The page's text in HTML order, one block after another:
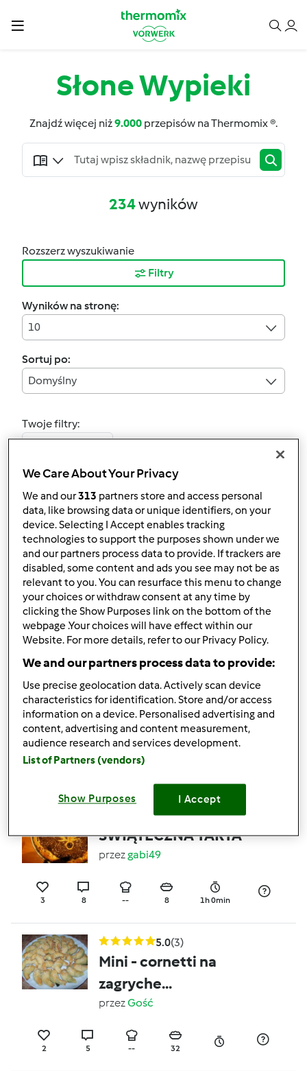
Słone Wypieki
Znajdź więcej niż9.000 przepisów na Thermomix ®.
234wyników
Rozszerz wyszukiwanie
Filtry
Wyników na stronę:
10
Sortuj po:
Domyślny
Twoje filtry:
Słone wypieki
Wyczyść
5.0(4)
PIERÓG PANI MAMY
czyli telefoniczne
pogotowie kulinarne
wg.Gosi L.
przezGość
4 0 Łatwy 20 2h 30min
5.0(3)
Listki wielozbożowe z
wiosennymi ziołami
przezGość
5.0(3)
ŚWIĄTECZNA TARTA
przezgabi49
3 8 -- 8 1h 0min
5.0(3)
Mini - cornetti na
zagryche...
przezGość
2 5 -- 32
We Care About Your Privacy
We and our313 partners store and access personal
data, like browsing data or unique identifiers, on your
device. Selecting I Accept enables tracking
technologies to support the purposes shown under we
and our partners process data to provide. If trackers are
disabled, some content and ads you see may not be as
relevant to you. You can resurface this menu to change
your choices or withdraw consent at any time by
clicking the Show Purposes link on the bottom of the
webpage .Your choices will have effect within our
Website. For more details, refer to our Privacy Policy.
We and our partners process data to provide:
Use precise geolocation data. Actively scan device
characteristics for identification. Store and/or access
information on a device. Personalised advertising and
content, advertising and content measurement,
audience research and services development.
List of Partners (vendors)
Show Purposes I Accept